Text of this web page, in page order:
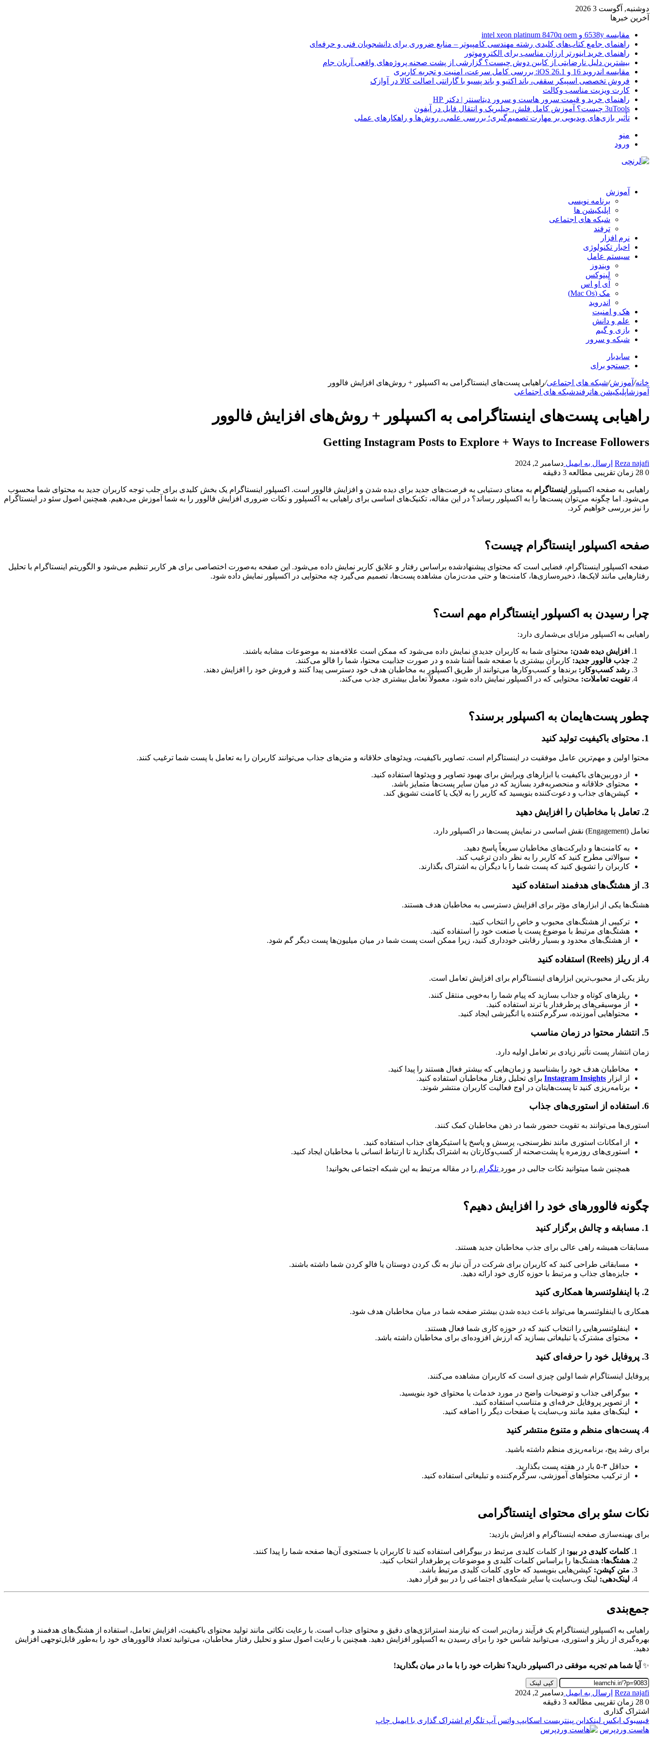
دوشنبه, آگوست 3 2026
آخرین خبرها
مقایسه 6538y و intel xeon platinum 8470q oem
راهنمای جامع کتاب‌های کلیدی رشته مهندسی کامپیوتر – منابع ضروری برای دانشجویان فنی و حرفه‌ای
راهنمای خرید اینورتر ارزان مناسب برای الکتروموتور
بیشترین دلیل نارضایتی از کابین دوش چیست؟ گزارشی از پشت صحنه پروژه‌های واقعی آریان جام
مقایسه اندروید 16 و iOS 26.1: بررسی کامل سرعت، امنیت و تجربه کاربری
فروش تخصصی اسپیکر سقفی، باند اکتیو و باند پسیو با گارانتی اصالت کالا در آوازک
کارت ویزیت مناسب وکالت
راهنمای خرید و قیمت سرور هاست و سرور دیتاسنتر | دکتر HP
3uTools چیست؟ آموزش کامل فلش، جیلبریک و انتقال فایل در آیفون
تأثیر بازی‌های ویدیویی بر مهارت تصمیم‌گیری؛ بررسی علمی، روش‌ها و راهکارهای عملی
منو
ورود
آموزش
برنامه نویسی
اپلیکیشن ها
شبکه های اجتماعی
ترفند
نرم افزار
اخبار تکنولوژی
سیستم عامل
ویندوز
لینوکس
آی او اس
مک (Mac Os)
اندروید
هک و امنیت
علم و دانش
بازی و گیم
شبکه و سرور
سایدبار
جستجو برای
خانه/ آموزش/شبکه های اجتماعی/راهیابی پست‌های اینستاگرامی به اکسپلور + روش‌های افزایش فالوور
آموزشاپلیکیشن هاترفندشبکه های اجتماعی
راهیابی پست‌های اینستاگرامی به اکسپلور + روش‌های افزایش فالوور
Getting Instagram Posts to Explore + Ways to Increase Followers
Reza najafi ارسال به ایمیل دسامبر 2, 2024
0
زمان تقریبی مطالعه 3 دقیقه
راهیابی به صفحه اکسپلور اینستاگرام به معنای دستیابی به فرصت‌های جدید برای دیده شدن و افزایش فالوور است. اکسپلور اینستاگرام یک بخش کلیدی برای جلب توجه کاربران جدید به محتوای شما محسوب
می‌شود. اما چگونه می‌توان پست‌ها را به اکسپلور رساند؟ در این مقاله، تکنیک‌های اساسی برای راهیابی به اکسپلور و نکات ضروری افزایش فالوور را به شما آموزش می‌دهیم. همچنین اصول سئو در اینستاگرام
را نیز بررسی خواهیم کرد.
صفحه اکسپلور اینستاگرام چیست؟
صفحه اکسپلور اینستاگرام، فضایی است که محتوای پیشنهادشده براساس رفتار و علایق کاربر نمایش داده می‌شود. این صفحه به‌صورت اختصاصی برای هر کاربر تنظیم می‌شود و الگوریتم اینستاگرام با تحلیل
رفتارهایی مانند لایک‌ها، ذخیره‌سازی‌ها، کامنت‌ها و حتی مدت‌زمان مشاهده پست‌ها، تصمیم می‌گیرد چه محتوایی در اکسپلور نمایش داده شود.
چرا رسیدن به اکسپلور اینستاگرام مهم است؟
راهیابی به اکسپلور مزایای بی‌شماری دارد:
افزایش دیده شدن: محتوای شما به کاربران جدیدی نمایش داده می‌شود که ممکن است علاقه‌مند به موضوعات مشابه باشند.
جذب فالوور جدید: کاربران بیشتری با صفحه شما آشنا شده و در صورت جذابیت محتوا، شما را فالو می‌کنند.
رشد کسب‌وکار: برندها و کسب‌وکارها می‌توانند از طریق اکسپلور به مخاطبان هدف خود دسترسی پیدا کنند و فروش خود را افزایش دهند.
تقویت تعاملات: محتوایی که در اکسپلور نمایش داده شود، معمولاً تعامل بیشتری جذب می‌کند.
چطور پست‌هایمان به اکسپلور برسند؟
1. محتوای باکیفیت تولید کنید
محتوا اولین و مهم‌ترین عامل موفقیت در اینستاگرام است. تصاویر باکیفیت، ویدئوهای خلاقانه و متن‌های جذاب می‌توانند کاربران را به تعامل با پست شما ترغیب کنند.
از دوربین‌های باکیفیت یا ابزارهای ویرایش برای بهبود تصاویر و ویدئوها استفاده کنید.
محتوای خلاقانه و منحصر‌به‌فرد بسازید که در میان سایر پست‌ها متمایز باشد.
کپشن‌های جذاب و دعوت‌کننده بنویسید که کاربر را به لایک یا کامنت تشویق کند.
2. تعامل با مخاطبان را افزایش دهید
تعامل (Engagement) نقش اساسی در نمایش پست‌ها در اکسپلور دارد.
به کامنت‌ها و دایرکت‌های مخاطبان سریعاً پاسخ دهید.
سوالاتی مطرح کنید که کاربر را به نظر دادن ترغیب کند.
کاربران را تشویق کنید که پست شما را با دیگران به اشتراک بگذارند.
3. از هشتگ‌های هدفمند استفاده کنید
هشتگ‌ها یکی از ابزارهای مؤثر برای افزایش دسترسی به مخاطبان هدف هستند.
ترکیبی از هشتگ‌های محبوب و خاص را انتخاب کنید.
هشتگ‌های مرتبط با موضوع پست یا صنعت خود را استفاده کنید.
از هشتگ‌های محدود و بسیار رقابتی خودداری کنید، زیرا ممکن است پست شما در میان میلیون‌ها پست دیگر گم شود.
4. از ریلز (Reels) استفاده کنید
ریلز یکی از محبوب‌ترین ابزارهای اینستاگرام برای افزایش تعامل است.
ریلزهای کوتاه و جذاب بسازید که پیام شما را به‌خوبی منتقل کنند.
از موسیقی‌های پرطرفدار یا ترند استفاده کنید.
محتواهایی آموزنده، سرگرم‌کننده یا انگیزشی ایجاد کنید.
5. انتشار محتوا در زمان مناسب
زمان انتشار پست تأثیر زیادی بر تعامل اولیه دارد.
مخاطبان هدف خود را بشناسید و زمان‌هایی که بیشتر فعال هستند را پیدا کنید.
از ابزار Instagram Insights برای تحلیل رفتار مخاطبان استفاده کنید.
برنامه‌ریزی کنید تا پست‌هایتان در اوج فعالیت کاربران منتشر شوند.
6. استفاده از استوری‌های جذاب
استوری‌ها می‌توانند به تقویت حضور شما در ذهن مخاطبان کمک کنند.
از امکانات استوری مانند نظرسنجی، پرسش و پاسخ یا استیکرهای جذاب استفاده کنید.
استوری‌های روزمره یا پشت‌صحنه از کسب‌وکارتان به اشتراک بگذارید تا ارتباط انسانی با مخاطبان ایجاد کنید.
همچنین شما میتوانید نکات جالبی در مورد تلگرام را در مقاله مرتبط به این شبکه اجتماعی بخوانید!
چگونه فالوورهای خود را افزایش دهیم؟
1. مسابقه و چالش برگزار کنید
مسابقات همیشه راهی عالی برای جذب مخاطبان جدید هستند.
مسابقاتی طراحی کنید که کاربران برای شرکت در آن نیاز به تگ کردن دوستان یا فالو کردن شما داشته باشند.
جایزه‌های جذاب و مرتبط با حوزه کاری خود ارائه دهید.
2. با اینفلوئنسرها همکاری کنید
همکاری با اینفلوئنسرها می‌تواند باعث دیده شدن بیشتر صفحه شما در میان مخاطبان هدف شود.
اینفلوئنسرهایی را انتخاب کنید که در حوزه کاری شما فعال هستند.
محتوای مشترک یا تبلیغاتی بسازید که ارزش افزوده‌ای برای مخاطبان داشته باشد.
3. پروفایل خود را حرفه‌ای کنید
پروفایل اینستاگرام شما اولین چیزی است که کاربران مشاهده می‌کنند.
بیوگرافی جذاب و توضیحات واضح در مورد خدمات یا محتوای خود بنویسید.
از تصویر پروفایل حرفه‌ای و متناسب استفاده کنید.
لینک‌های مفید مانند وب‌سایت یا صفحات دیگر را اضافه کنید.
4. پست‌های منظم و متنوع منتشر کنید
برای رشد پیج، برنامه‌ریزی منظم داشته باشید.
حداقل ۳-۵ بار در هفته پست بگذارید.
از ترکیب محتواهای آموزشی، سرگرم‌کننده و تبلیغاتی استفاده کنید.
نکات سئو برای محتوای اینستاگرامی
برای بهینه‌سازی صفحه اینستاگرام و افزایش بازدید:
کلمات کلیدی در بیو: از کلمات کلیدی مرتبط در بیوگرافی استفاده کنید تا کاربران با جستجوی آن‌ها صفحه شما را پیدا کنند.
هشتگ‌ها: هشتگ‌ها را براساس کلمات کلیدی و موضوعات پرطرفدار انتخاب کنید.
متن کپشن: کپشن‌هایی بنویسید که حاوی کلمات کلیدی مرتبط باشد.
لینک‌دهی: لینک وب‌سایت یا سایر شبکه‌های اجتماعی را در بیو قرار دهید.
جمع‌بندی
راهیابی به اکسپلور اینستاگرام یک فرآیند زمان‌بر است که نیازمند استراتژی‌های دقیق و محتوای جذاب است. با رعایت نکاتی مانند تولید محتوای باکیفیت، افزایش تعامل، استفاده از هشتگ‌های هدفمند و
بهره‌گیری از ریلز و استوری، می‌توانید شانس خود را برای رسیدن به اکسپلور افزایش دهید. همچنین با رعایت اصول سئو و تحلیل رفتار مخاطبان، می‌توانید تعداد فالوورهای خود را به‌طور قابل‌توجهی افزایش
دهید.
✨ آیا شما هم تجربه موفقی در اکسپلور دارید؟ نظرات خود را با ما در میان بگذارید!
کپی لینک
Reza najafi ارسال به ایمیل دسامبر 2, 2024
0
زمان تقریبی مطالعه 3 دقیقه
اشتراک گذاری
فیسبوک ایکس لینکداین پینتریست اسکایپ واتس آپ تلگرام اشتراک گذاری با ایمیل چاپ
هاست وردپرس